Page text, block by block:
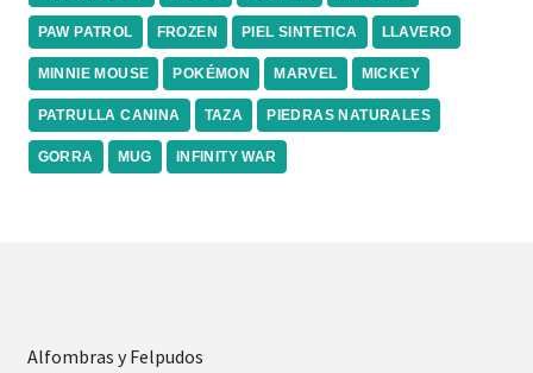
PAW PATROL FROZEN PIEL SINTETICA LLAVERO
MINNIE MOUSE POKÉMON MARVEL MICKEY
PATRULLA CANINA TAZA PIEDRAS NATURALES
GORRA MUG INFINITY WAR
Alfombras y Felpudos